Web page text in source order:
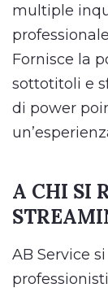
multiple
Fornisce la
sottotitoli e
di power
A CHI SI
AB Service